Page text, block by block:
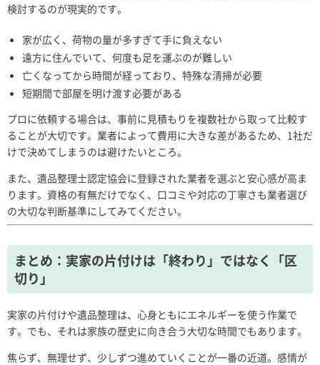
検討するのが現実的です。
家が広く、荷物の量が多すぎて手に負えない
遠方に住んでいて、何度も足を運ぶのが難しい
亡くなってから時間が経っており、特殊な清掃が必要
短期間で部屋を明け渡す必要がある
プロに依頼する場合は、事前に見積もりを複数社から取って比較す
ることが大切です。業者によって費用に大きな差があるため、1社だ
けで決めてしまうのは避けたいところ。
また、遺品整理士認定協会に登録された業者を選ぶと安心感が高ま
ります。資格の有無だけでなく、口コミや対応の丁寧さも業者選び
の大切な判断基準にしてみてください。
まとめ：実家の片付けは「終わり」ではなく「区
切り」
実家の片付けや遺品整理は、心身ともにエネルギーを使う作業で
す。でも、それは家族の歴史に向き合う大切な時間でもあります。
焦らず、無理せず、少しずつ進めていくことが一番の近道。感情が